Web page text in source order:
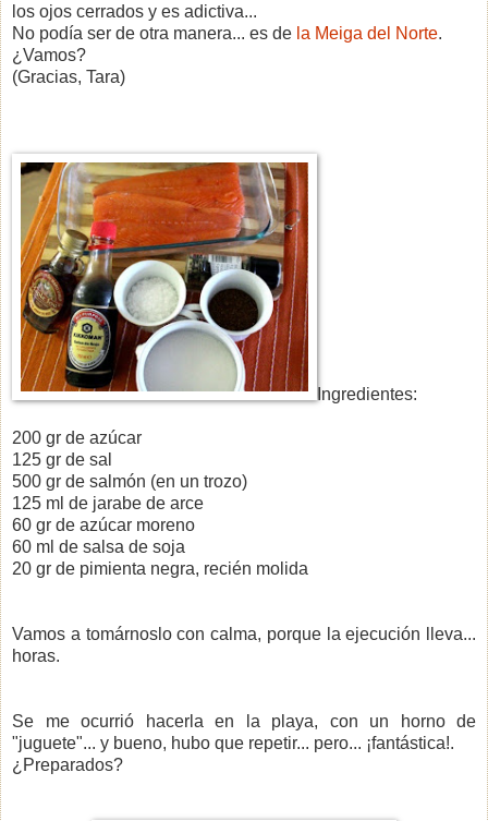
los ojos cerrados y es adictiva...
No podía ser de otra manera... es de la Meiga del Norte.
¿Vamos?
(Gracias, Tara)
Ingredientes:
200 gr de azúcar
125 gr de sal
500 gr de salmón (en un trozo)
125 ml de jarabe de arce
60 gr de azúcar moreno
60 ml de salsa de soja
20 gr de pimienta negra, recién molida
Vamos a tomárnoslo con calma, porque la ejecución lleva...
horas.
Se me ocurrió hacerla en la playa, con un horno de
"juguete"... y bueno, hubo que repetir... pero... ¡fantástica!.
¿Preparados?